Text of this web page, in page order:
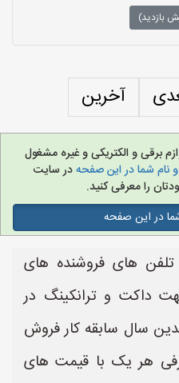
بازدید)
آخرین
برقی و الکتریکی و غیره مشغول
نام شما در این صفحهدر سایت
را معرفی کنید.
در این صفحه
های فروشنده های
داکت و ترانکینگ در
سال سابقه کار فروش
هر یک با قیمت های